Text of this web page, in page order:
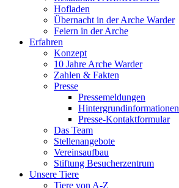
Hofladen
Übernacht in der Arche Warder
Feiern in der Arche
Erfahren
Konzept
10 Jahre Arche Warder
Zahlen & Fakten
Presse
Pressemeldungen
Hintergrundinformationen
Presse-Kontaktformular
Das Team
Stellenangebote
Vereinsaufbau
Stiftung Besucherzentrum
Unsere Tiere
Tiere von A-Z